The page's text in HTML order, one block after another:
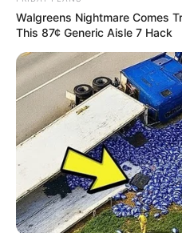
Walgreens Nightmare Comes
This 87¢ Generic Aisle 7 Hack